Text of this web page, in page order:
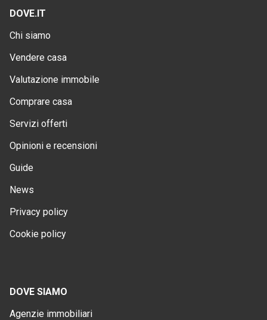
DOVE.IT
Chi siamo
Vendere casa
Valutazione immobile
Comprare casa
Servizi offerti
Opinioni e recensioni
Guide
News
Privacy policy
Cookie policy
DOVE SIAMO
Agenzie immobiliari